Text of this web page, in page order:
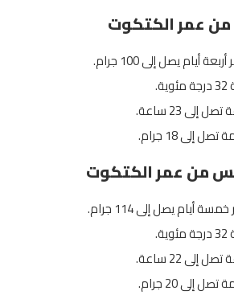
من عمر الكتكوت
أيام يصل إلى 100 جرام.
23 ساعة.
إلى 18 جرام.
من عمر الكتكوت
أيام يصل إلى 114 جرام.
22 ساعة.
إلى 20 جرام.